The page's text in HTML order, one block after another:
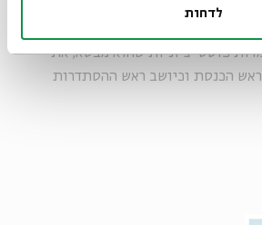
לדחות
ורק למצפונו, לעמדותיו האישיות,
פוסט-ציוניות שהוא מבטא, את
ראש הכנסת וכיושב ראש ההסתדרות